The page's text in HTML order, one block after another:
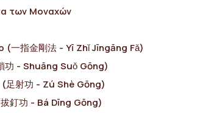
των Μοναχών
(一指金剛法 - Yī Zhǐ Jīngāng Fǎ)
功 - Shuāng Suǒ Gōng)
射功 - Zú Shè Gōng)
釘功 - Bá Dīng Gōng)